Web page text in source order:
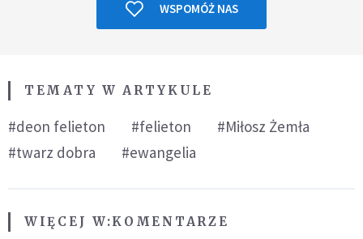
WSPOMÓŻ NAS
TEMATY W ARTYKULE
#deon felieton #felieton
#Miłosz Żemła
#twarz dobra
#ewangelia
WIĘCEJ W:KOMENTARZE